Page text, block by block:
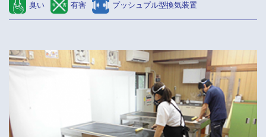
臭い 有害 プッシュプル型換気装置